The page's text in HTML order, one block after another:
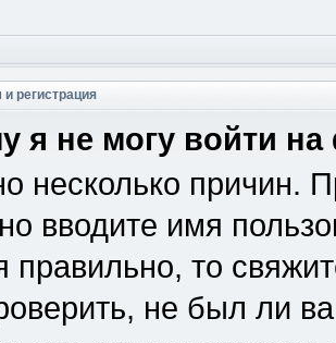
регистрация
я не могу войти
несколько причин.
вводите имя
правильно, то
не был ли